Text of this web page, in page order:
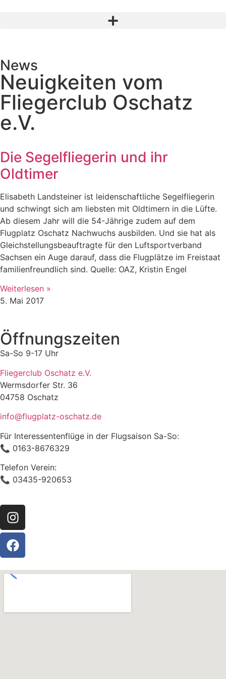
News
Neuigkeiten vom
Fliegerclub Oschatz
e.V.
Die Segelfliegerin und ihr
Oldtimer
Elisabeth Landsteiner ist leidenschaftliche Segelfliegerin
und schwingt sich am liebsten mit Oldtimern in die Lüfte.
Ab diesem Jahr will die 54-Jährige zudem auf dem
Flugplatz Oschatz Nachwuchs ausbilden. Und sie hat als
Gleichstellungsbeauftragte für den Luftsportverband
Sachsen ein Auge darauf, dass die Flugplätze im Freistaat
familienfreundlich sind. Quelle: OAZ, Kristin Engel
Weiterlesen »
5. Mai 2017
Öffnungszeiten
Sa-So 9-17 Uhr
Fliegerclub Oschatz e.V.
Wermsdorfer Str. 36
04758 Oschatz
info@flugplatz-oschatz.de
Für Interessentenflüge in der Flugsaison Sa-So:
📞 0163-8676329
Telefon Verein:
📞 03435-920653